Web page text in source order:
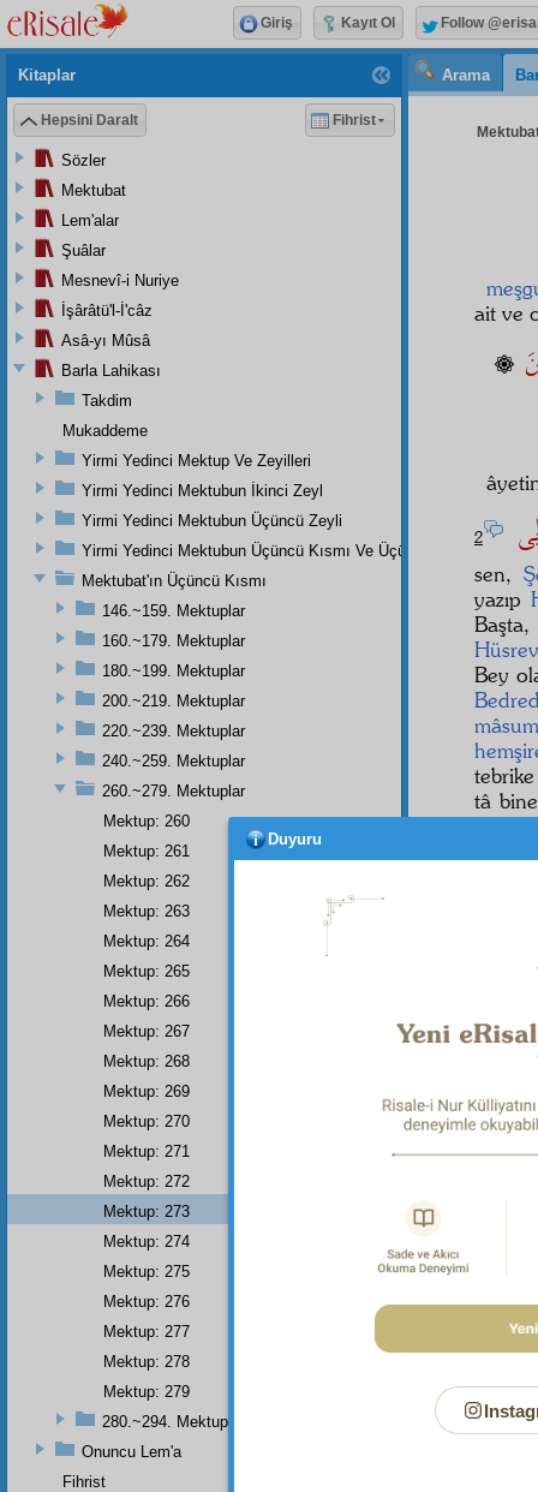
Arama
ait ve
2
sen,
yazıp
Başta,
Hüsrev
Bey
mâsum
tâ
Dipnot-1
"Onlar,
ve salih
Kitaplar
Hepsini Daralt Fihrist
Sözler
Mektubat
Lem'alar
Şuâlar
Mesnevî-i Nuriye
İşârâtü'l-İ'câz
Asâ-yı Mûsâ
Barla Lahikası
Takdim
Mukaddeme
Yirmi Yedinci Mektup Ve Zeyilleri
Yirmi Yedinci Mektubun İkinci Zeyl
Yirmi Yedinci Mektubun Üçüncü Zeyli
Yirmi Yedinci Mektubun Üçüncü Kısmı Ve Üçüncü Zeylin
Mektubat'ın Üçüncü Kısmı
146.~159. Mektuplar
160.~179. Mektuplar
180.~199. Mektuplar
200.~219. Mektuplar
220.~239. Mektuplar
240.~259. Mektuplar
260.~279. Mektuplar
Mektup: 260
Mektup: 261
Mektup: 262
Mektup: 263
Mektup: 264
Mektup: 265
Mektup: 266
Mektup: 267
Mektup: 268
Mektup: 269
Mektup: 270
Mektup: 271
Mektup: 272
Mektup: 273
Mektup: 274
Mektup: 275
Mektup: 276
Mektup: 277
Mektup: 278
Mektup: 279
280.~294. Mektuplar
Onuncu Lem'a
Fihrist
Giriş Kayıt Ol Follow
Duyuru